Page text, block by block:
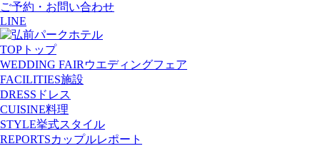
ご予約・お問い合わせ
LINE
TOP トップ
WEDDING FAIR ウエディングフェア
FACILITIES施設
DRESS ドレス
CUISINE料理
STYLE挙式スタイル
REPORTSカップルレポート